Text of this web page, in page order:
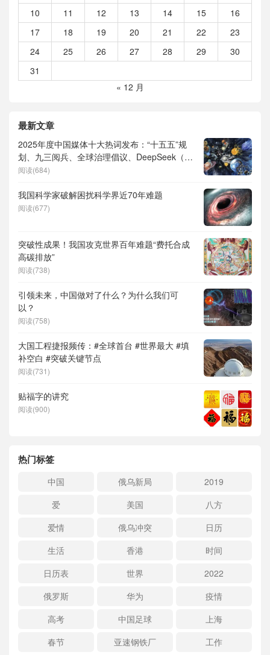
10
11 12 13 14 15
16
17
18 19 20 21 22
23
24
25 26 27 28 29
30
31
« 12 月
最新文章
2025年度中国媒体十大热词发布：“十五五”规
划、九三阅兵、全球治理倡议、DeepSeek（深
度求索）、人形机器人、苏超、票根经济、育
阅读(684)
我国科学家破解困扰科学界近70年难题
阅读(677)
突破性成果！我国攻克世界百年难题“费托合成
高碳排放”
阅读(738)
引领未来，中国做对了什么？为什么我们可
以？
阅读(758)
大国工程捷报频传：#全球首台 #世界最大 #填
补空白 #突破关键节点
阅读(731)
贴福字的讲究
阅读(900)
热门标签
中国 俄乌新局
2019
爱
美国
八方
爱情
俄乌冲突
日历
生活
香港
时间
日历表
世界
2022
俄罗斯
华为
疫情
高考
中国足球
上海
春节
亚速钢铁厂 工作